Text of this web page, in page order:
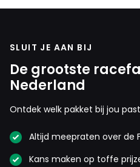
SLUIT JE AAN BIJ
De grootste
Nederland
Ontdek welk pakket bij jou past
Altijd meepraten over de
Kans maken op toffe